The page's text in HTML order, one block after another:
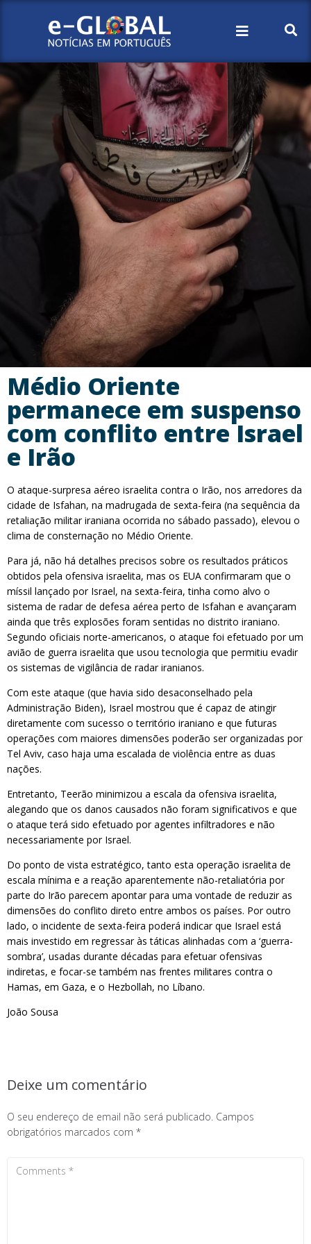
Médio Oriente
permanece em suspenso
com conflito entre Israel
e Irão
O ataque-surpresa aéreo israelita contra o Irão, nos arredores da
cidade de Isfahan, na madrugada de sexta-feira (na sequência da
retaliação militar iraniana ocorrida no sábado passado), elevou o
clima de consternação no Médio Oriente.
Para já, não há detalhes precisos sobre os resultados práticos
obtidos pela ofensiva israelita, mas os EUA confirmaram que o
míssil lançado por Israel, na sexta-feira, tinha como alvo o
sistema de radar de defesa aérea perto de Isfahan e avançaram
ainda que três explosões foram sentidas no distrito iraniano.
Segundo oficiais norte-americanos, o ataque foi efetuado por um
avião de guerra israelita que usou tecnologia que permitiu evadir
os sistemas de vigilância de radar iranianos.
Com este ataque (que havia sido desaconselhado pela
Administração Biden), Israel mostrou que é capaz de atingir
diretamente com sucesso o território iraniano e que futuras
operações com maiores dimensões poderão ser organizadas por
Tel Aviv, caso haja uma escalada de violência entre as duas
nações.
Entretanto, Teerão minimizou a escala da ofensiva israelita,
alegando que os danos causados não foram significativos e que
o ataque terá sido efetuado por agentes infiltradores e não
necessariamente por Israel.
Do ponto de vista estratégico, tanto esta operação israelita de
escala mínima e a reação aparentemente não-retaliatória por
parte do Irão parecem apontar para uma vontade de reduzir as
dimensões do conflito direto entre ambos os países. Por outro
lado, o incidente de sexta-feira poderá indicar que Israel está
mais investido em regressar às táticas alinhadas com a ‘guerra-
sombra’, usadas durante décadas para efetuar ofensivas
indiretas, e focar-se também nas frentes militares contra o
Hamas, em Gaza, e o Hezbollah, no Líbano.
João Sousa
Deixe um comentário
O seu endereço de email não será publicado. Campos
obrigatórios marcados com *